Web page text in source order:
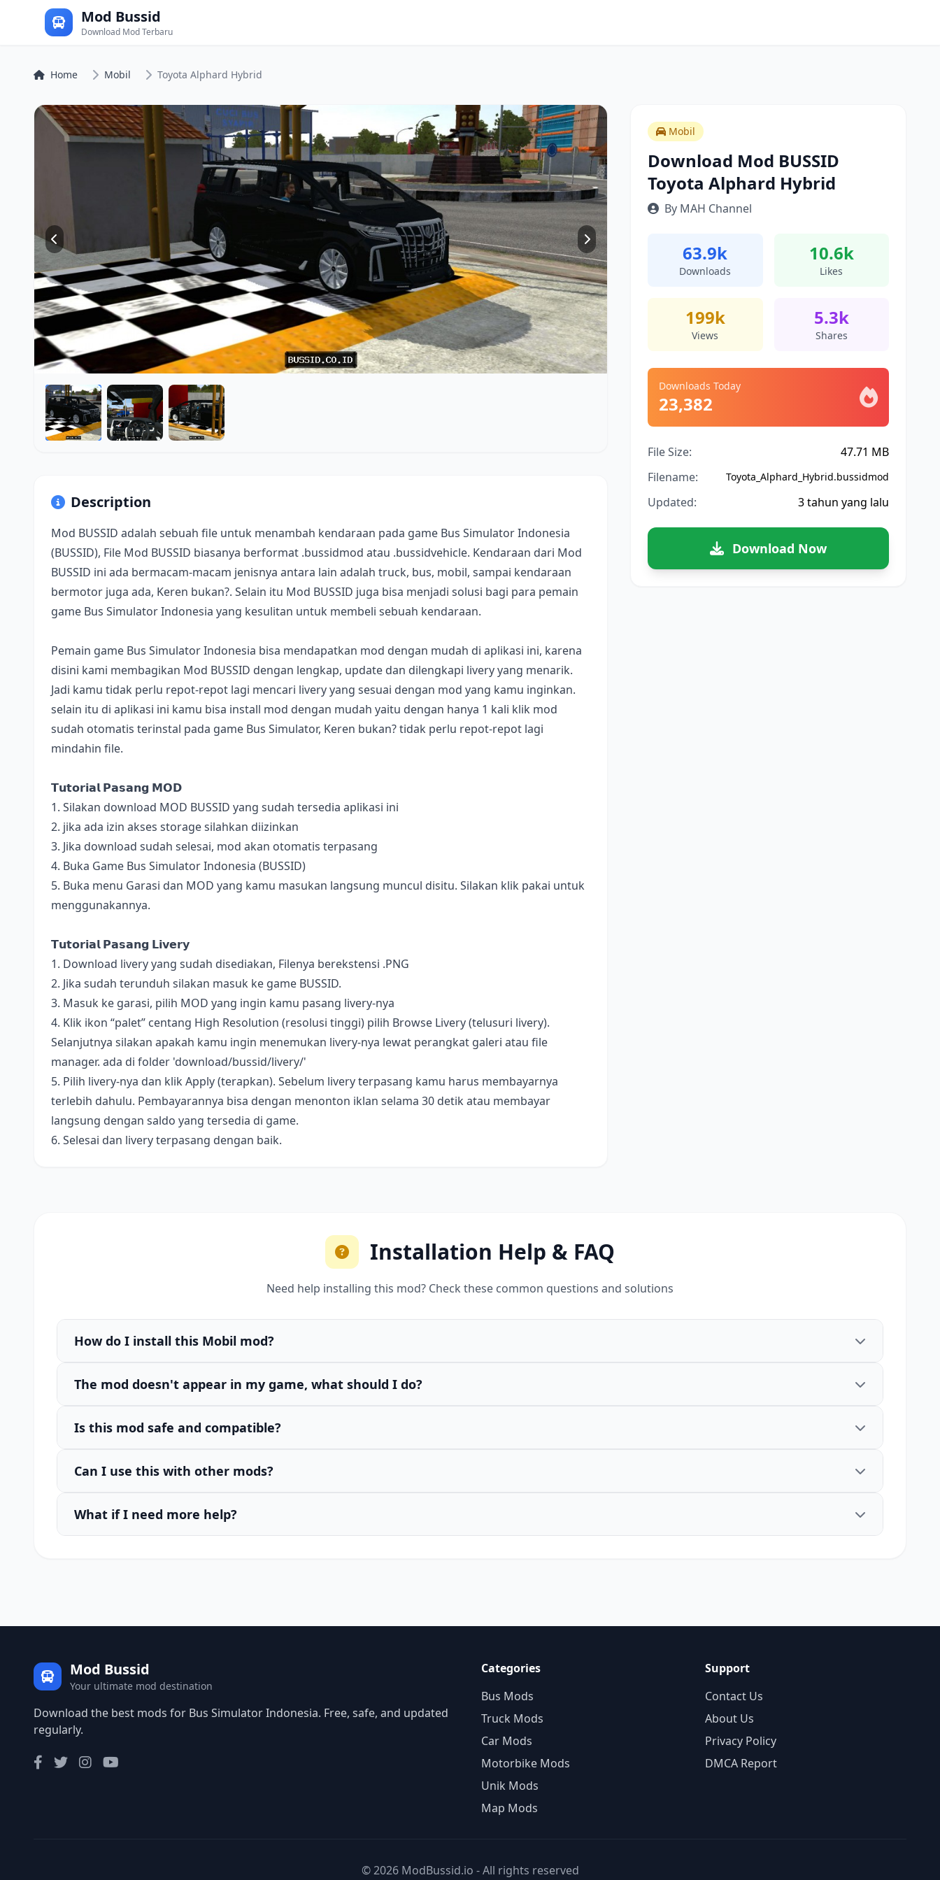
Mod Bussid
Download Mod Terbaru
Home Mobil Toyota Alphard Hybrid
Description
Mod BUSSID adalah sebuah file untuk menambah kendaraan pada game Bus Simulator Indonesia
(BUSSID), File Mod BUSSID biasanya berformat .bussidmod atau .bussidvehicle. Kendaraan dari Mod
BUSSID ini ada bermacam-macam jenisnya antara lain adalah truck, bus, mobil, sampai kendaraan
bermotor juga ada, Keren bukan?. Selain itu Mod BUSSID juga bisa menjadi solusi bagi para pemain
game Bus Simulator Indonesia yang kesulitan untuk membeli sebuah kendaraan.
Pemain game Bus Simulator Indonesia bisa mendapatkan mod dengan mudah di aplikasi ini, karena
disini kami membagikan Mod BUSSID dengan lengkap, update dan dilengkapi livery yang menarik.
Jadi kamu tidak perlu repot-repot lagi mencari livery yang sesuai dengan mod yang kamu inginkan.
selain itu di aplikasi ini kamu bisa install mod dengan mudah yaitu dengan hanya 1 kali klik mod
sudah otomatis terinstal pada game Bus Simulator, Keren bukan? tidak perlu repot-repot lagi
mindahin file.
𝗧𝘂𝘁𝗼𝗿𝗶𝗮𝗹 𝗣𝗮𝘀𝗮𝗻𝗴 𝗠𝗢𝗗
1. Silakan download MOD BUSSID yang sudah tersedia aplikasi ini
2. jika ada izin akses storage silahkan diizinkan
3. Jika download sudah selesai, mod akan otomatis terpasang
4. Buka Game Bus Simulator Indonesia (BUSSID)
5. Buka menu Garasi dan MOD yang kamu masukan langsung muncul disitu. Silakan klik pakai untuk
menggunakannya.
𝗧𝘂𝘁𝗼𝗿𝗶𝗮𝗹 𝗣𝗮𝘀𝗮𝗻𝗴 𝗟𝗶𝘃𝗲𝗿𝘆
1. Download livery yang sudah disediakan, Filenya berekstensi .PNG
2. Jika sudah terunduh silakan masuk ke game BUSSID.
3. Masuk ke garasi, pilih MOD yang ingin kamu pasang livery-nya
4. Klik ikon “palet” centang High Resolution (resolusi tinggi) pilih Browse Livery (telusuri livery).
Selanjutnya silakan apakah kamu ingin menemukan livery-nya lewat perangkat galeri atau file
manager. ada di folder 'download/bussid/livery/'
5. Pilih livery-nya dan klik Apply (terapkan). Sebelum livery terpasang kamu harus membayarnya
terlebih dahulu. Pembayarannya bisa dengan menonton iklan selama 30 detik atau membayar
langsung dengan saldo yang tersedia di game.
6. Selesai dan livery terpasang dengan baik.
Mobil
Download Mod BUSSID
Toyota Alphard Hybrid
By MAH Channel
63.9k
Downloads
10.6k
Likes
199k
Views
5.3k
Shares
Downloads Today
23,382
File Size:
47.71 MB
Filename:
Toyota_Alphard_Hybrid.bussidmod
Updated: 3 tahun yang lalu
Download Now
Installation Help & FAQ
Need help installing this mod? Check these common questions and solutions
How do I install this Mobil mod?
The mod doesn't appear in my game, what should I do?
Is this mod safe and compatible?
Can I use this with other mods?
What if I need more help?
Mod Bussid
Your ultimate mod destination
Download the best mods for Bus Simulator Indonesia. Free, safe, and updated
regularly.
Categories
Bus Mods
Truck Mods
Car Mods
Motorbike Mods
Unik Mods
Map Mods
Support
Contact Us
About Us
Privacy Policy
DMCA Report
© 2026 ModBussid.io - All rights reserved